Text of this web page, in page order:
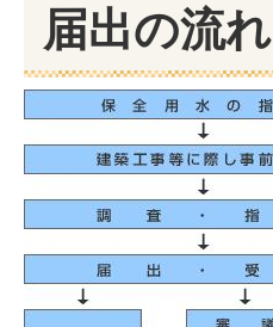
届出の流れ